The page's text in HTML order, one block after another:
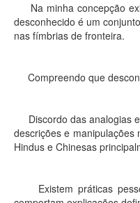
Na minha concepção
desconhecido é um
nas fímbrias de fronteira.
Compreendo que
Discordo das analogias e
descrições e
Hindus e Chinesas
Existem práticas